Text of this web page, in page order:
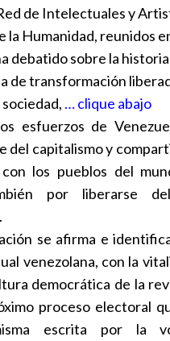
de Intelectuales y
la Humanidad, reunidos
debatido sobre la
de transformación
sociedad, … clique abajo
esfuerzos de
del capitalismo y
con los pueblos del
por liberarse
se afirma e
venezolana, con la
democrática de la
proceso electoral
escrita por la